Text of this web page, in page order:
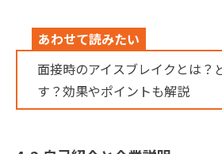
あわせて読みたい
面接時のアイスブレイクとは？
す？効果やポイントも解説